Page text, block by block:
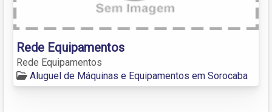
Rede Equipamentos
Rede Equipamentos
Aluguel de Máquinas e Equipamentos em Sorocaba